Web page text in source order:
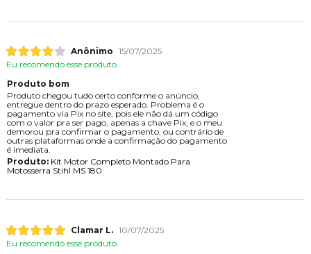
Anônimo 15/07/2025
Eu recomendo esse produto.
Produto bom
Produto chegou tudo certo conforme o anúncio,
entregue dentro do prazo esperado. Problema é o
pagamento via Pix no site, pois ele não dá um código
com o valor pra ser pago, apenas a chave Pix, e o meu
demorou pra confirmar o pagamento, ou contrário de
outras plataformas onde a confirmação do pagamento
é imediata.
Produto:Kit Motor Completo Montado Para
Motosserra Stihl MS 180
Clamar L. 10/07/2025
Eu recomendo esse produto.